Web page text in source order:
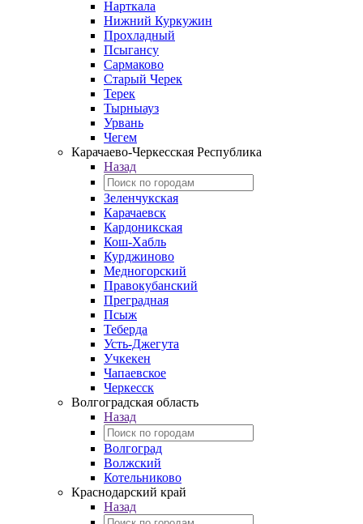
Нарткала
Нижний Куркужин
Прохладный
Псыгансу
Сармаково
Старый Черек
Терек
Тырныауз
Урвань
Чегем
Карачаево-Черкесская Республика
Назад
Зеленчукская
Карачаевск
Кардоникская
Кош-Хабль
Курджиново
Медногорский
Правокубанский
Преградная
Псыж
Теберда
Усть-Джегута
Учкекен
Чапаевское
Черкесск
Волгоградская область
Назад
Волгоград
Волжский
Котельниково
Краснодарский край
Назад